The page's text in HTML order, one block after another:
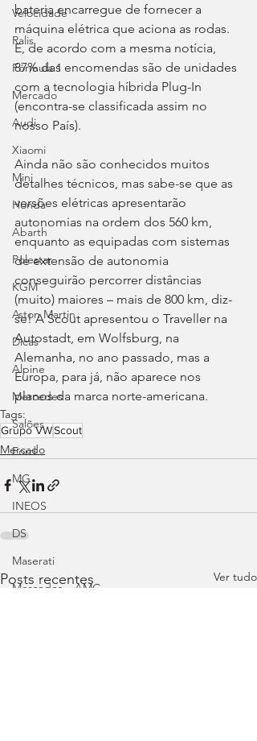
Velocidade
Ralis
Fórmula 1
Mercado
Audi
Xiaomi
Mini
Honda
Abarth
Polestar
KGM
Aston Martin
Dicas
Alpine
Mercedes
Salões
Ford
MG
INEOS
DS
Maserati
Mercedes – AMG
bateria encarregue de fornecer a
máquina elétrica que aciona as rodas.
E, de acordo com a mesma notícia,
87% das encomendas são de unidades
com a tecnologia híbrida Plug-In
(encontra-se classificada assim no
nosso País).
Ainda não são conhecidos muitos
detalhes técnicos, mas sabe-se que as
versões elétricas apresentarão
autonomias na ordem dos 560 km,
enquanto as equipadas com sistemas
de extensão de autonomia
conseguirão percorrer distâncias
(muito) maiores – mais de 800 km, diz-
se! A Scout apresentou o Traveller na
Autostadt, em Wolfsburg, na
Alemanha, no ano passado, mas a
Europa, para já, não aparece nos
planos da marca norte-americana.
Tags:
Grupo VWScout
Mercado
Posts recentes Ver tudo